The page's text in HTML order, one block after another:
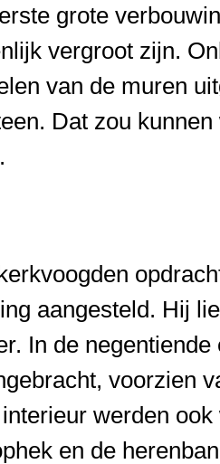
grote
vergroot zijn.
van de muren
Dat zou
aangesteld. Hij
In de
voorzien
werden
en de